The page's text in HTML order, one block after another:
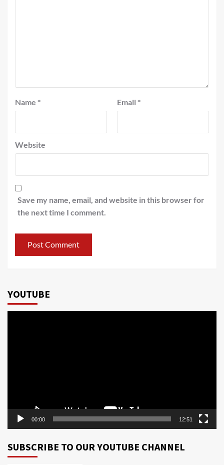
Name * Email *
Website
Save my name, email, and website in this browser for
the next time I comment.
YOUTUBE
00:00 12:51
SUBSCRIBE TO OUR YOUTUBE CHANNEL